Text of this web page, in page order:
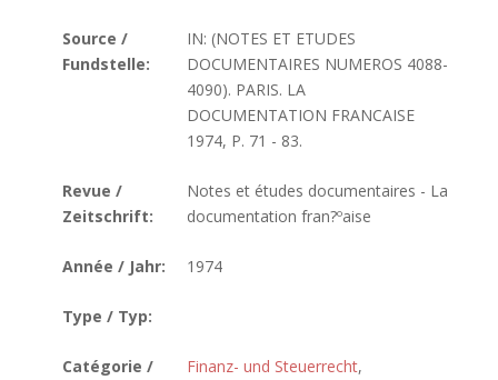
Source /
Fundstelle:
IN: (NOTES ET ETUDES
DOCUMENTAIRES NUMEROS 4088-
4090). PARIS. LA
DOCUMENTATION FRANCAISE
1974, P. 71 - 83.
Revue /
Zeitschrift:
Notes et études documentaires - La
documentation fran?ºaise
Année / Jahr: 1974
Type / Typ:
Catégorie /
Finanz- und Steuerrecht,